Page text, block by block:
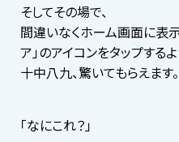
そしてその場で、
間違いなくホーム画面に表
ア」のアイコンをタップする
十中八九、驚いてもらえます。
「なにこれ？」